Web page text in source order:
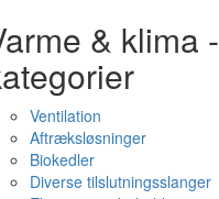
& klima -
Ventilation
Aftræksløsninger
Biokedler
Diverse tilslutningsslanger